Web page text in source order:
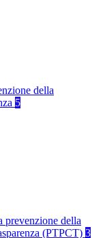
della
5
prevenzione della
(PTPCT) 3